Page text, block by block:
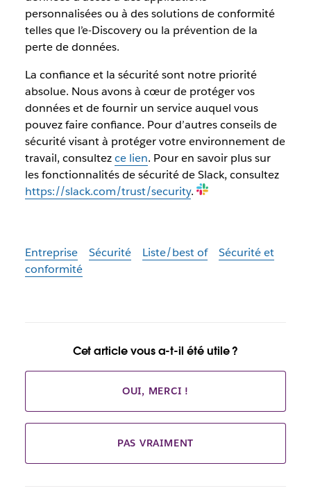
personnalisées ou à des solutions de conformité
telles que l’e-Discovery ou la prévention de la
perte de données.
La confiance et la sécurité sont notre priorité
absolue. Nous avons à cœur de protéger vos
données et de fournir un service auquel vous
pouvez faire confiance. Pour d’autres conseils de
sécurité visant à protéger votre environnement de
travail, consultezce lien. Pour en savoir plus sur
les fonctionnalités de sécurité de Slack, consultez
https://slack.com/trust/security.
Entreprise Sécurité Liste/best of
Sécurité et
conformité
Cet article vous a-t-il été utile ?
OUI, MERCI !
PAS VRAIMENT